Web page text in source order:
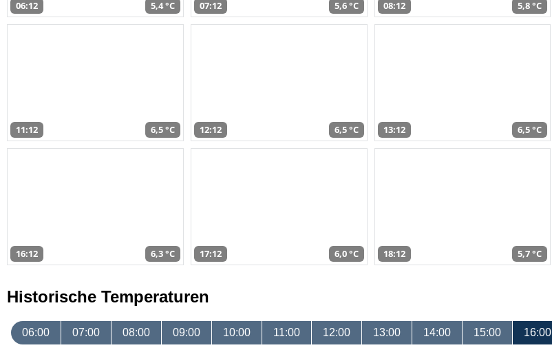
06:12 5,4 °C 07:12 5,6 °C 08:12 5,8 °C
11:12 6,5 °C 12:12 6,5 °C 13:12 6,5 °C
16:12 6,3 °C 17:12 6,0 °C 18:12 5,7 °C
Historische Temperaturen
06:00 07:00 08:00 09:00 10:00 11:00 12:00 13:00 14:00 15:00 16:00